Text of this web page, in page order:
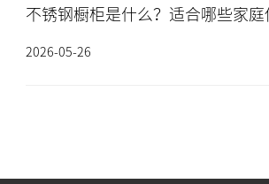
不锈钢橱柜是什么？适合哪些家庭
2026-05-26